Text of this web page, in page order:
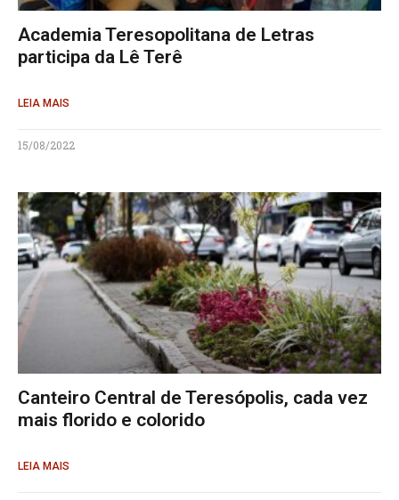
Academia Teresopolitana de Letras
participa da Lê Terê
LEIA MAIS
15/08/2022
Canteiro Central de Teresópolis, cada vez
mais florido e colorido
LEIA MAIS